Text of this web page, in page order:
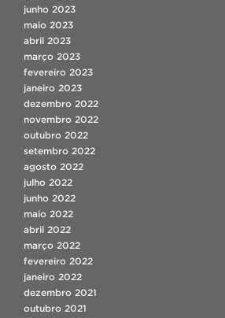
junho 2023
maio 2023
abril 2023
março 2023
fevereiro 2023
janeiro 2023
dezembro 2022
novembro 2022
outubro 2022
setembro 2022
agosto 2022
julho 2022
junho 2022
maio 2022
abril 2022
março 2022
fevereiro 2022
janeiro 2022
dezembro 2021
outubro 2021